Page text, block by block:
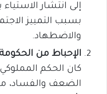
إلى انتشار
بسبب التمييز
والاضطهاد.
الإحباط من
كان الحكم
الضعف